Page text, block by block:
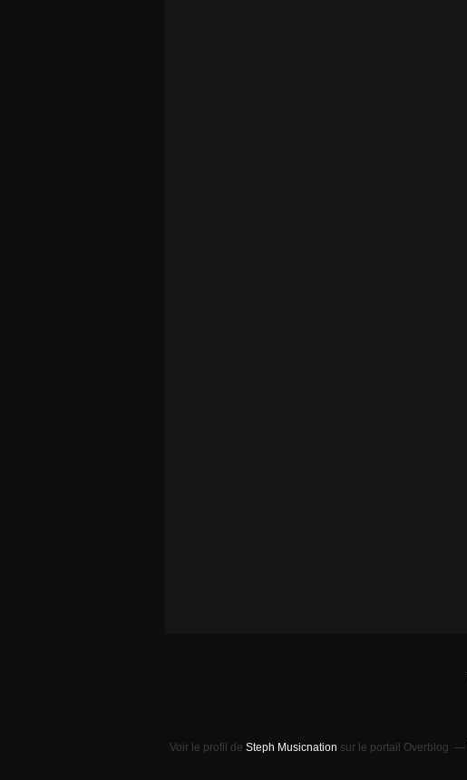
Voir le profil de Steph Musicnation sur le portail Overblog